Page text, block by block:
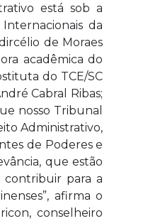
está sob a
da
de Moraes
acadêmica do
do TCE/SC
Cabral Ribas;
nosso Tribunal
Administrativo,
de Poderes e
que estão
para a
afirma o
conselheiro